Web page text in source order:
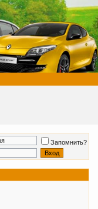
Запомнить?